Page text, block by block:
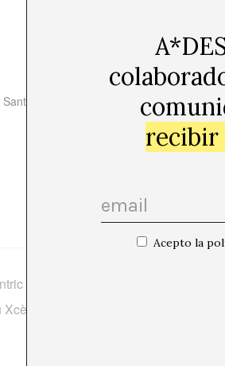
Andreu, 08027 Barcelona+
2024-2025» Sessions mensuals de
recibir
Acepto la